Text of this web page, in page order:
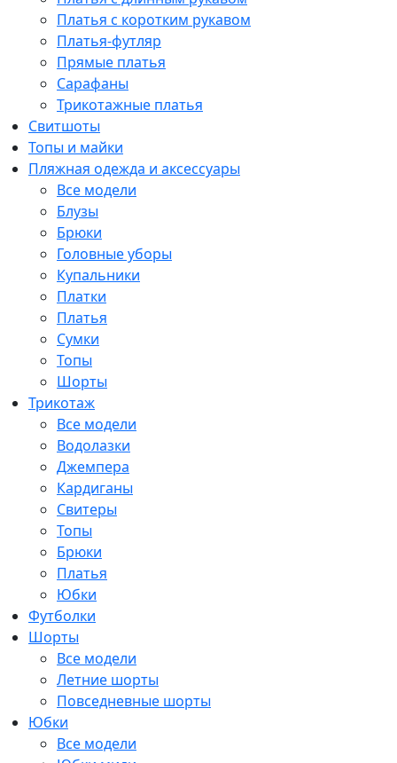
Платья с коротким рукавом
Платья-футляр
Прямые платья
Сарафаны
Трикотажные платья
Свитшоты
Топы и майки
Пляжная одежда и аксессуары
Все модели
Блузы
Брюки
Головные уборы
Купальники
Платки
Платья
Сумки
Топы
Шорты
Трикотаж
Все модели
Водолазки
Джемпера
Кардиганы
Свитеры
Топы
Брюки
Платья
Юбки
Футболки
Шорты
Все модели
Летние шорты
Повседневные шорты
Юбки
Все модели